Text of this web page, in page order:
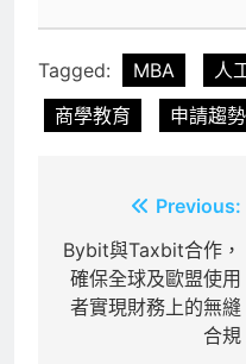
Tagged: MBA 人
商學教育
申請趨勢
章
導
Previous:
Bybit與Taxbit合作，
確保全球及歐盟使用
者實現財務上的無縫
合規